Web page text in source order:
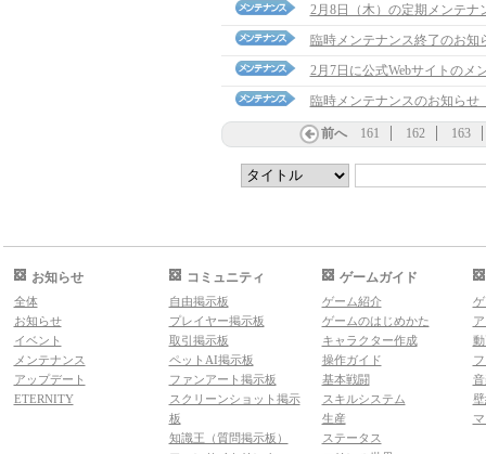
2月8日（木）の定期メンテナ
臨時メンテナンス終了のお知
2月7日に公式Webサイトのメ
臨時メンテナンスのお知らせ
前へ 161 162 163
お知らせ
全体
お知らせ
イベント
メンテナンス
アップデート
ETERNITY
コミュニティ
自由掲示板
プレイヤー掲示板
取引掲示板
ペットAI掲示板
ファンアート掲示板
スクリーンショット掲示
板
知識王（質問掲示板）
ゲームガイド
ゲーム紹介
ゲームのはじめかた
キャラクター作成
操作ガイド
基本戦闘
スキルシステム
生産
ステータス